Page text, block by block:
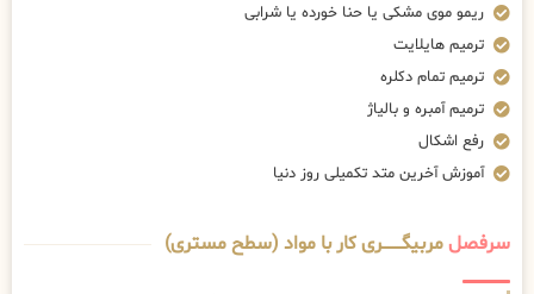
ریمو موی مشکی یا حنا خورده یا شرابی
ترمیم هایلایت
ترمیم تمام دکلره
ترمیم آمبره و بالیاژ
رفع اشکال
آموزش آخرین متد تکمیلی روز دنیا
سرفصلمربیگــــــــری کار با مواد (سطح مستری)